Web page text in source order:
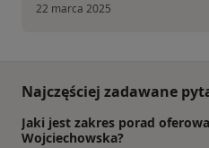
22 marca 2025
Najczęściej zadawane
Jaki jest zakres porad
Wojciechowska?